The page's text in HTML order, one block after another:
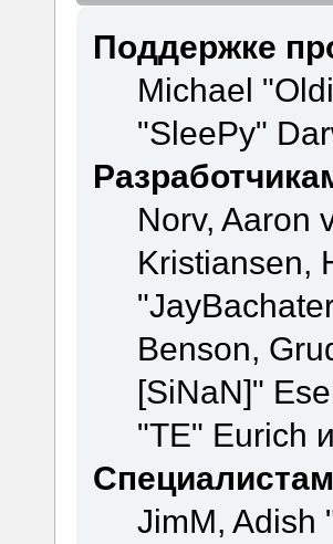
Поддержке
Michael
"SleePy"
Norv, Aaron
Kristiansen,
Benson,
[SiNaN]"
"TE" Eurich
JimM, Adish